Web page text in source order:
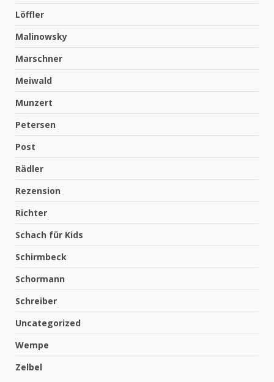
Löffler
Malinowsky
Marschner
Meiwald
Munzert
Petersen
Post
Rädler
Rezension
Richter
Schach für Kids
Schirmbeck
Schormann
Schreiber
Uncategorized
Wempe
Zelbel